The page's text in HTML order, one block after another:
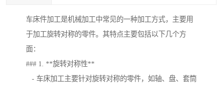
车床件加工是机械加工中常见的一种加工方式，主要用
于加工旋转对称的零件。其特点主要包括以下几个方
面：
### 1. **旋转对称性**
- 车床加工主要针对旋转对称的零件，如轴、盘、套筒